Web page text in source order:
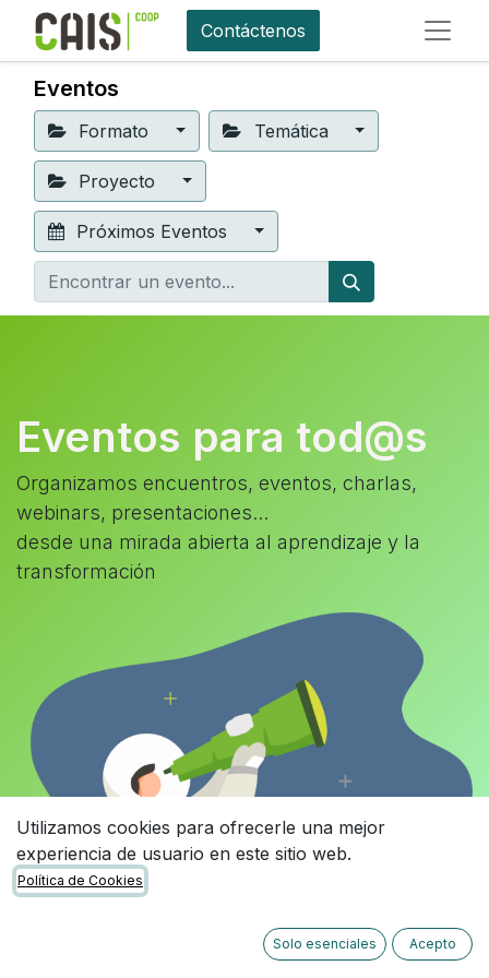
Contáctenos
Eventos
Formato Temática
Proyecto
Próximos Eventos
Eventos para tod@s
Organizamos encuentros, eventos, charlas,
webinars, presentaciones...
desde una mirada abierta al aprendizaje y la
transformación
Utilizamos cookies para ofrecerle una mejor
experiencia de usuario en este sitio web.
Política de Cookies
Solo esenciales Acepto